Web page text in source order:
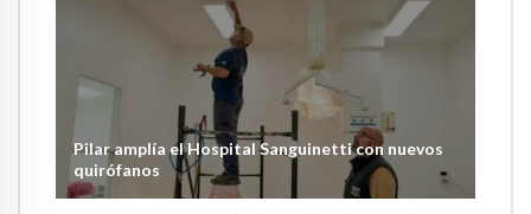
Pilar amplía el Hospital Sanguinetti con nuevos
quirófanos